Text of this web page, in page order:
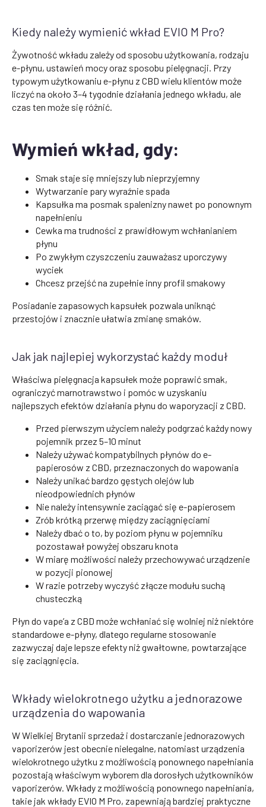
Kiedy należy wymienić wkład EVIO M Pro?
Żywotność wkładu zależy od sposobu użytkowania, rodzaju
e-płynu, ustawień mocy oraz sposobu pielęgnacji. Przy
typowym użytkowaniu e-płynu z CBD wielu klientów może
liczyć na około 3–4 tygodnie działania jednego wkładu, ale
czas ten może się różnić.
Wymień wkład, gdy:
Smak staje się mniejszy lub nieprzyjemny
Wytwarzanie pary wyraźnie spada
Kapsułka ma posmak spalenizny nawet po ponownym
napełnieniu
Cewka ma trudności z prawidłowym wchłanianiem
płynu
Po zwykłym czyszczeniu zauważasz uporczywy
wyciek
Chcesz przejść na zupełnie inny profil smakowy
Posiadanie zapasowych kapsułek pozwala uniknąć
przestojów i znacznie ułatwia zmianę smaków.
Jak jak najlepiej wykorzystać każdy moduł
Właściwa pielęgnacja kapsułek może poprawić smak,
ograniczyć marnotrawstwo i pomóc w uzyskaniu
najlepszych efektów działania płynu do waporyzacji z CBD.
Przed pierwszym użyciem należy podgrzać każdy nowy
pojemnik przez 5–10 minut
Należy używać kompatybilnych płynów do e-
papierosów z CBD, przeznaczonych do wapowania
Należy unikać bardzo gęstych olejów lub
nieodpowiednich płynów
Nie należy intensywnie zaciągać się e-papierosem
Zrób krótką przerwę między zaciągnięciami
Należy dbać o to, by poziom płynu w pojemniku
pozostawał powyżej obszaru knota
W miarę możliwości należy przechowywać urządzenie
w pozycji pionowej
W razie potrzeby wyczyść złącze modułu suchą
chusteczką
Płyn do vape’a z CBD może wchłaniać się wolniej niż niektóre
standardowe e-płyny, dlatego regularne stosowanie
zazwyczaj daje lepsze efekty niż gwałtowne, powtarzające
się zaciągnięcia.
Wkłady wielokrotnego użytku a jednorazowe
urządzenia do wapowania
W Wielkiej Brytanii sprzedaż i dostarczanie jednorazowych
vaporizerów jest obecnie nielegalne, natomiast urządzenia
wielokrotnego użytku z możliwością ponownego napełniania
pozostają właściwym wyborem dla dorosłych użytkowników
vaporizerów. Wkłady z możliwością ponownego napełniania,
takie jak wkłady EVIO M Pro, zapewniają bardziej praktyczne